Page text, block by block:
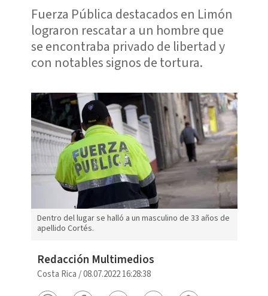
Fuerza Pública destacados en Limón
lograron rescatar a un hombre que
se encontraba privado de libertad y
con notables signos de tortura.
Dentro del lugar se halló a un masculino de 33 años de
apellido Cortés.
Redacción Multimedios
Costa Rica /08.07.2022 16:28:38